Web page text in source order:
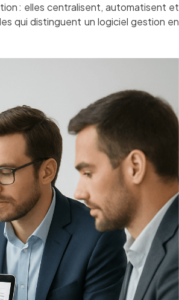
: elles centralisent, automatisent et
qui distinguent un logiciel gestion en